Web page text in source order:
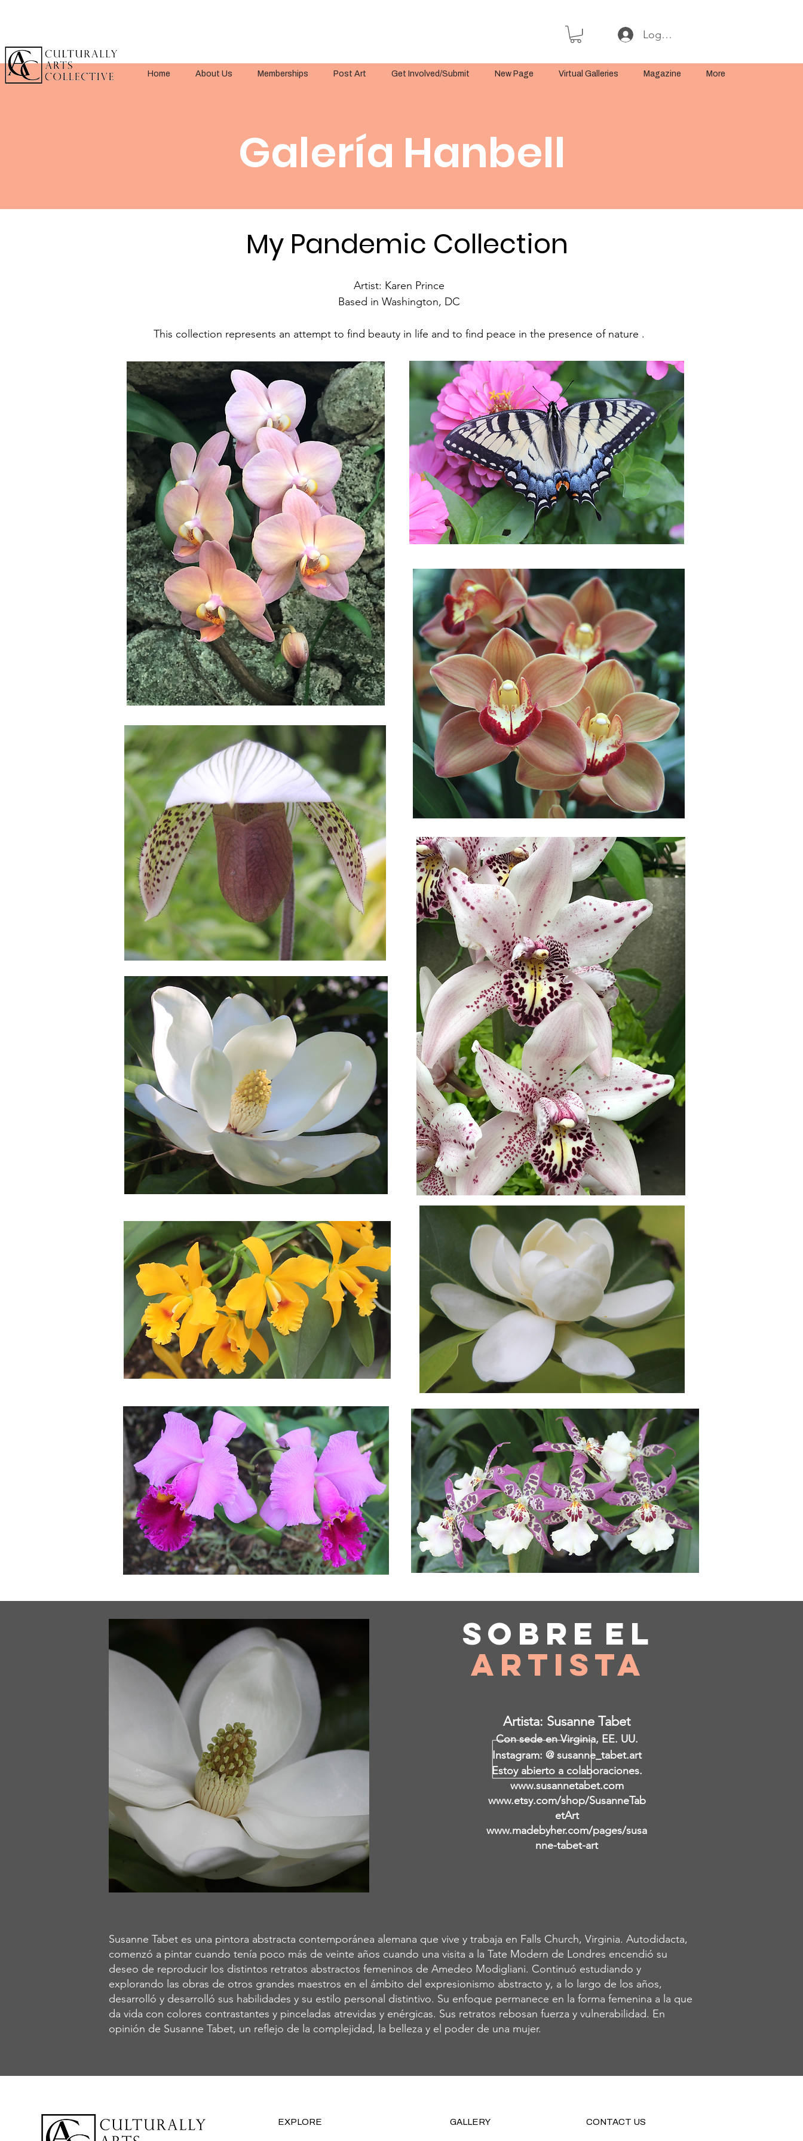
Log In or Sign Up
Home About Us Memberships Post Art Get Involved/Submit New Page Virtual Galleries Magazine More
Galería Hanbell
My Pandemic Collection
Artist: Karen Prince
Based in Washington, DC
This collection represents an attempt to find beauty in life and to find peace in the presence of nature .
Sobre el
Artista
Artista: Susanne Tabet
Con sede en Virginia, EE. UU.
Instagram: @ susanne_tabet.art
Estoy abierto a colaboraciones.
www.susannetabet.com
www.etsy.com/shop/SusanneTab
etArt
www.madebyher.com/pages/susa
nne-tabet-art
Susanne Tabet es una pintora abstracta contemporánea alemana que vive y trabaja en Falls Church, Virginia. Autodidacta,
comenzó a pintar cuando tenía poco más de veinte años cuando una visita a la Tate Modern de Londres encendió su
deseo de reproducir los distintos retratos abstractos femeninos de Amedeo Modigliani. Continuó estudiando y
explorando las obras de otros grandes maestros en el ámbito del expresionismo abstracto y, a lo largo de los años,
desarrolló y desarrolló sus habilidades y su estilo personal distintivo. Su enfoque permanece en la forma femenina a la que
da vida con colores contrastantes y pinceladas atrevidas y enérgicas. Sus retratos rebosan fuerza y vulnerabilidad. En
opinión de Susanne Tabet, un reflejo de la complejidad, la belleza y el poder de una mujer.
EXPLORE GALLERY CONTACT US